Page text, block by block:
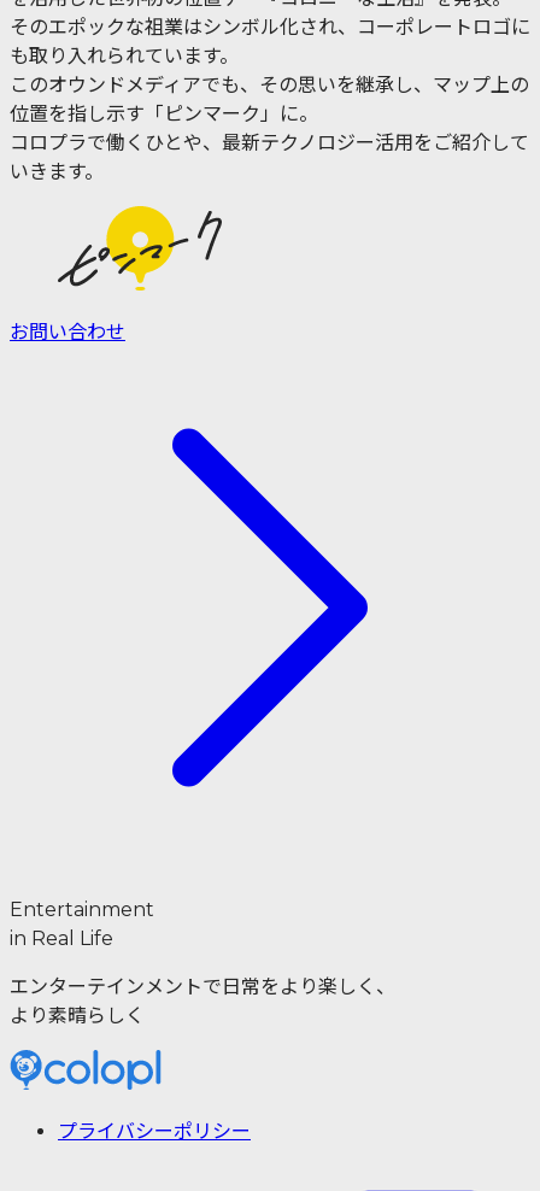
そのエポックな祖業はシンボル化され、コーポレートロゴに
も取り入れられています。
このオウンドメディアでも、その思いを継承し、マップ上の
位置を指し示す「ピンマーク」に。
コロプラで働くひとや、最新テクノロジー活用をご紹介して
いきます。
お問い合わせ
Entertainment
in Real Life
エンターテインメントで日常をより楽しく、
より素晴らしく
プライバシーポリシー